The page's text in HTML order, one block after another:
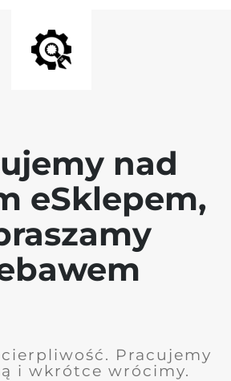
nad
eSklepem,
Pracujemy
i wkrótce wrócimy.